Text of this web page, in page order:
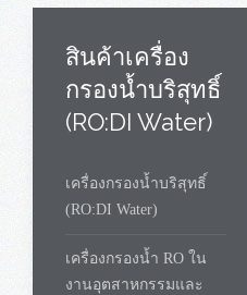
สินค้าเครื่อง
กรองน้ำบริสุทธิ์
(RO:DI Water)
เครื่องกรองน้ำบริสุทธิ์
(RO:DI Water)
เครื่องกรองน้ำ RO ใน
งานอุตสาหกรรมและ